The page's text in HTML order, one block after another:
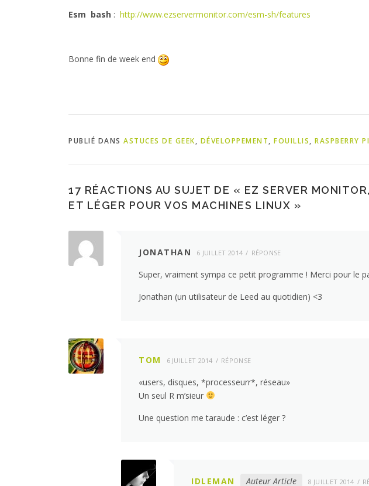
Esm bash : http://www.ezservermonitor.com/esm-sh/features
Bonne fin de week end
PUBLIÉ DANS ASTUCES DE GEEK, DÉVELOPPEMENT, FOUILLIS, RASPBERRY PI
17 RÉACTIONS AU SUJET DE « EZ SERVER
ET LÉGER POUR VOS MACHINES LINUX »
JONATHAN 6 JUILLET 2014 RÉPONSE
Super, vraiment sympa ce petit programme ! Merci pour le
Jonathan (un utilisateur de Leed au quotidien) <3
TOM 6 JUILLET 2014 RÉPONSE
«users, disques, *processeurr*, réseau»
Un seul R m’sieur
Une question me taraude : c’est léger ?
IDLEMAN Auteur Article 8 JUILLET 2014